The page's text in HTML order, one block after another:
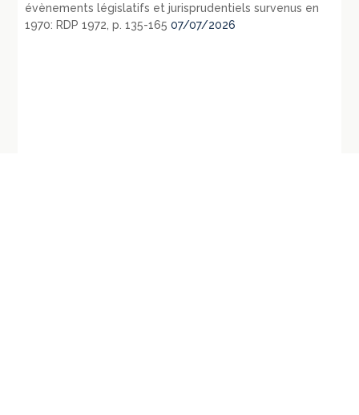
évènements législatifs et jurisprudentiels survenus en
1970: RDP 1972, p. 135-165 07/07/2026